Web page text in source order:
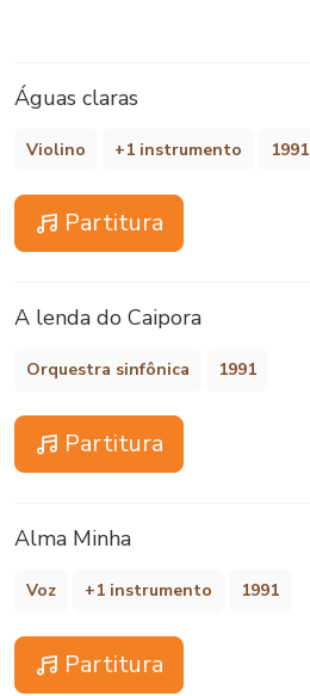
Águas claras
Violino +1 instrumento 1991
Partitura
A lenda do Caipora
Orquestra sinfônica 1991
Partitura
Alma Minha
Voz +1 instrumento 1991
Partitura